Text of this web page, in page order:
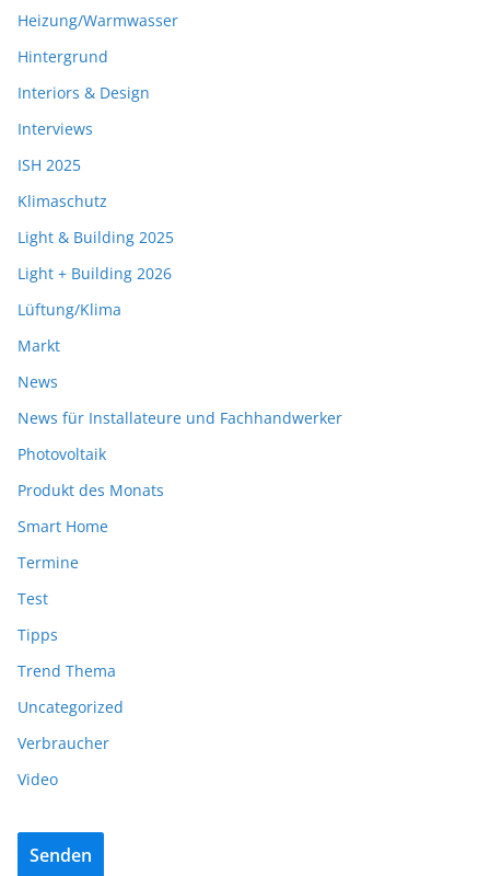
Heizung/Warmwasser
Hintergrund
Interiors & Design
Interviews
ISH 2025
Klimaschutz
Light & Building 2025
Light + Building 2026
Lüftung/Klima
Markt
News
News für Installateure und Fachhandwerker
Photovoltaik
Produkt des Monats
Smart Home
Termine
Test
Tipps
Trend Thema
Uncategorized
Verbraucher
Video
Senden